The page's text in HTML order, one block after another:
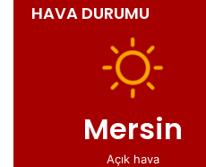
HAVA DURUMU
Mersin
Açık hava